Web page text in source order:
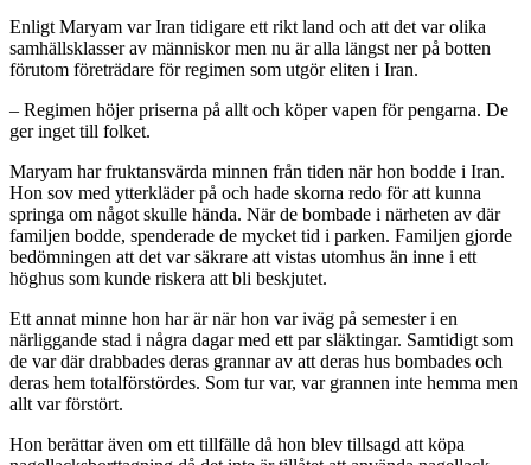
Enligt Maryam var Iran tidigare ett rikt land och att det var olika
samhällsklasser av människor men nu är alla längst ner på botten
förutom företrädare för regimen som utgör eliten i Iran.
– Regimen höjer priserna på allt och köper vapen för pengarna. De
ger inget till folket.
Maryam har fruktansvärda minnen från tiden när hon bodde i Iran.
Hon sov med ytterkläder på och hade skorna redo för att kunna
springa om något skulle hända. När de bombade i närheten av där
familjen bodde, spenderade de mycket tid i parken. Familjen gjorde
bedömningen att det var säkrare att vistas utomhus än inne i ett
höghus som kunde riskera att bli beskjutet.
Ett annat minne hon har är när hon var iväg på semester i en
närliggande stad i några dagar med ett par släktingar. Samtidigt som
de var där drabbades deras grannar av att deras hus bombades och
deras hem totalförstördes. Som tur var, var grannen inte hemma men
allt var förstört.
Hon berättar även om ett tillfälle då hon blev tillsagd att köpa